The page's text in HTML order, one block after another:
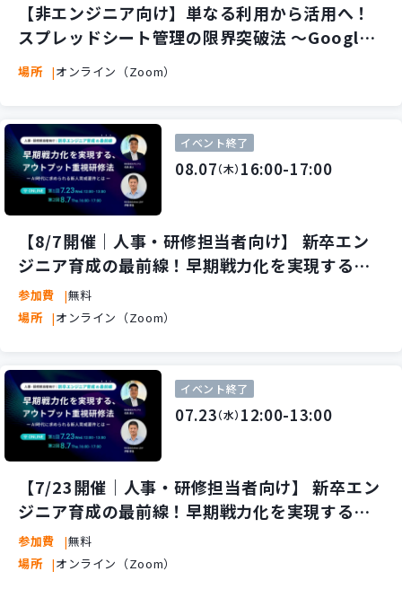
【非エンジニア向け】単なる利用から活用へ！
スプレッドシート管理の限界突破法 ～Google
スプレッドシート × Google Cloud で実践して
みよう～
場所 オンライン（Zoom）
イベント終了
08.07（木） 16:00-17:00
【8/7開催｜人事・研修担当者向け】 新卒エン
ジニア育成の最前線！早期戦力化を実現する、
アウトプット重視研修法 ～AI時代に求められる
新人育成要件とは～
参加費
無料
場所
オンライン（Zoom）
イベント終了
07.23（水） 12:00-13:00
【7/23開催｜人事・研修担当者向け】 新卒エン
ジニア育成の最前線！早期戦力化を実現する、
アウトプット重視研修法 ～AI時代に求められる
新人育成要件とは～
参加費
無料
場所
オンライン（Zoom）